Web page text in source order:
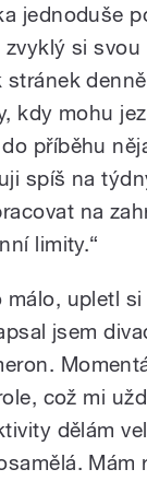
jednoduše
si
stránek
kdy mohu
příběhu
spíš na
na
limity.“
upletl
jsem
což mi
dělám
Mám